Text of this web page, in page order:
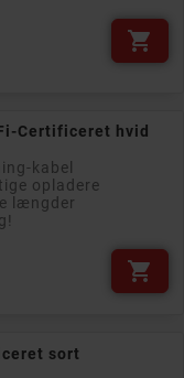

Certificeret hvid
kabel
opladere
længder

sort